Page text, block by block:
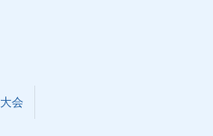
会